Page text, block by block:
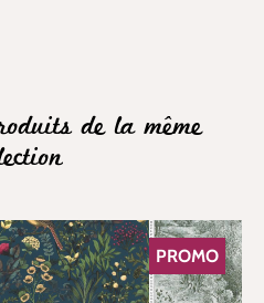
de la même
RÉDUCTION
PROMO